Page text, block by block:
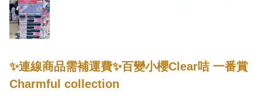
✨連線商品需補運費✨百變小櫻Clear咭 一番賞
Charmful collection